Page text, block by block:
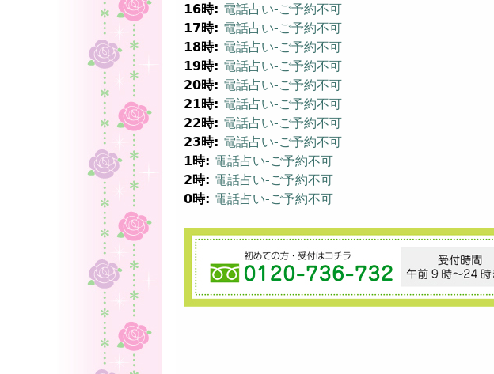
16時: 電話占い-ご予約不可
17時: 電話占い-ご予約不可
18時: 電話占い-ご予約不可
19時: 電話占い-ご予約不可
20時: 電話占い-ご予約不可
21時: 電話占い-ご予約不可
22時: 電話占い-ご予約不可
23時: 電話占い-ご予約不可
1時: 電話占い-ご予約不可
2時: 電話占い-ご予約不可
0時: 電話占い-ご予約不可